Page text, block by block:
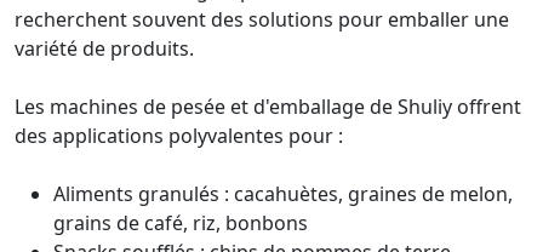
recherchent souvent des solutions pour emballer une
variété de produits.
Les machines de pesée et d'emballage de Shuliy offrent
des applications polyvalentes pour :
Aliments granulés : cacahuètes, graines de melon,
grains de café, riz, bonbons